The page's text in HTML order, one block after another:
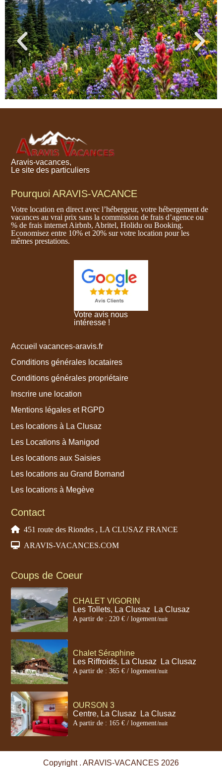
Aravis-vacances,
Le site des particuliers
Pourquoi ARAVIS-VACANCE
Votre location en direct avec l’hébergeur, votre hébergement de
vacances au vrai prix sans la commission de frais d’agence ou
% de frais internet Airbnb, Abritel, Holidu ou Booking.
Economisez entre 10% et 20% sur votre location pour les
mêmes prestations.
Votre avis nous
intéresse !
Accueil vacances-aravis.fr
Conditions générales locataires
Conditions générales propriétaire
Inscrire une location
Mentions légales et RGPD
Les locations à La Clusaz
Les Locations à Manigod
Les locations aux Saisies
Les locations au Grand Bornand
Les locations à Megève
Contact
451 route des Riondes , LA CLUSAZ FRANCE
ARAVIS-VACANCES.COM
Coups de Coeur
CHALET VIGORIN
Les Tollets, La Clusaz
La Clusaz
A partir de : 220 € / logement/nuit
Chalet Séraphine
Les Riffroids, La Clusaz
La Clusaz
A partir de : 365 € / logement/nuit
OURSON 3
Centre, La Clusaz
La Clusaz
A partir de : 165 € / logement/nuit
Copyright . ARAVIS-VACANCES 2026